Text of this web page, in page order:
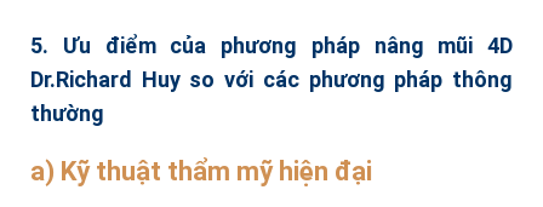
5. Ưu điểm của phương pháp nâng mũi 4D
Dr.Richard Huy so với các phương pháp thông
thường
a) Kỹ thuật thẩm mỹ hiện đại